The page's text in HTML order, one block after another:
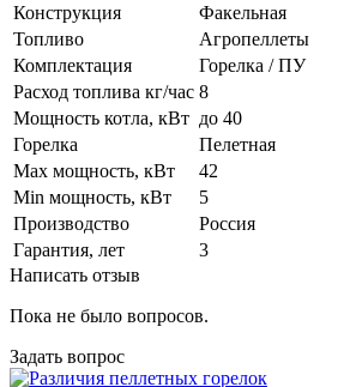
Конструкция
Факельная
Топливо
Агропеллеты
Комплектация
Горелка / ПУ
Расход топлива кг/час 8
Мощность котла, кВт до 40
Горелка
Пелетная
Max мощность, кВт
42
Min мощность, кВт
5
Производство
Россия
Гарантия, лет
3
Написать отзыв
Пока не было вопросов.
Задать вопрос